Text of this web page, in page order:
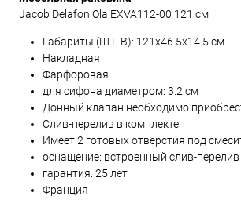
Jacob Delafon Ola EXVA112-00 121 см
Габариты (Ш Г В): 121x46.5x14.5 см
Накладная
Фарфоровая
для сифона диаметром: 3.2 см
Донный клапан необходимо
Слив-перелив в комплекте
Имеет 2 готовых отверстия под
оснащение: встроенный слив-перелив
гарантия: 25 лет
Франция